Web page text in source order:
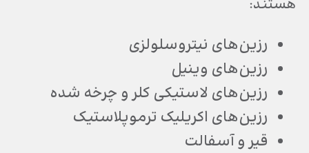
هستند:
رزین‌های نیتروسلولزی
رزین‌های وینیل
رزین‌های لاستیکی کلر و چرخه شده
رزین‌های اکریلیک ترموپلاستیک
قیر و آسفالت